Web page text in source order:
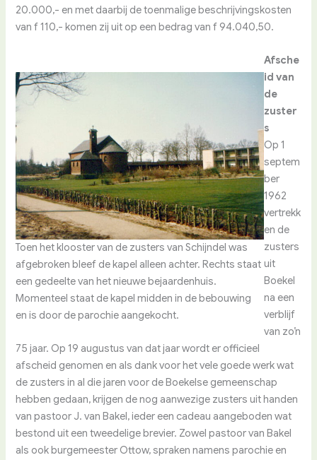
20.000,- en met daarbij de toenmalige beschrijvingskosten
van f 110,- komen zij uit op een bedrag van f 94.040,50.
Toen het klooster van de zusters van Schijndel was
afgebroken bleef de kapel alleen achter. Rechts staat
een gedeelte van het nieuwe bejaardenhuis.
Momenteel staat de kapel midden in de bebouwing
en is door de parochie aangekocht.
Afsche
id van
de
zuster
s
Op 1
septem
ber
1962
vertrekk
en de
zusters
uit
Boekel
na een
verblijf
van zo’n
75 jaar. Op 19 augustus van dat jaar wordt er officieel
afscheid genomen en als dank voor het vele goede werk wat
de zusters in al die jaren voor de Boekelse gemeenschap
hebben gedaan, krijgen de nog aanwezige zusters uit handen
van pastoor J. van Bakel, ieder een cadeau aangeboden wat
bestond uit een tweedelige brevier. Zowel pastoor van Bakel
als ook burgemeester Ottow, spraken namens parochie en